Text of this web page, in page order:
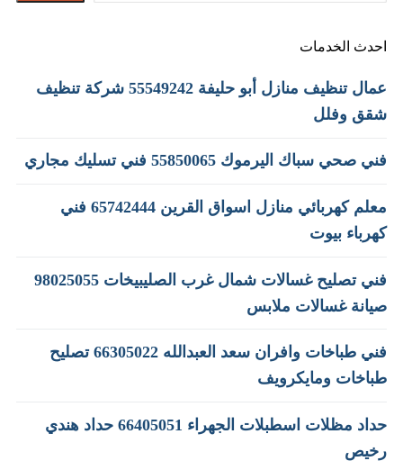
احدث الخدمات
عمال تنظيف منازل أبو حليفة 55549242 شركة تنظيف
شقق وفلل
فني صحي سباك اليرموك 55850065 فني تسليك مجاري
معلم كهربائي منازل اسواق القرين 65742444 فني
كهرباء بيوت
فني تصليح غسالات شمال غرب الصليبيخات 98025055
صيانة غسالات ملابس
فني طباخات وافران سعد العبدالله 66305022 تصليح
طباخات ومايكرويف
حداد مظلات اسطبلات الجهراء 66405051 حداد هندي
رخيص